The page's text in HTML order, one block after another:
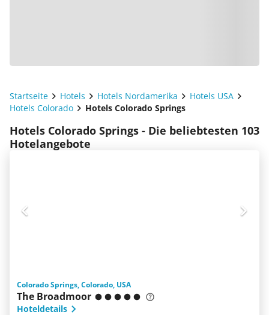
Startseite Hotels Hotels Nordamerika
Hotels USA
Hotels Colorado
Hotels Colorado Springs
Hotels Colorado Springs - Die beliebtesten 103
Hotelangebote
Colorado Springs, Colorado, USA
The Broadmoor
Hoteldetails